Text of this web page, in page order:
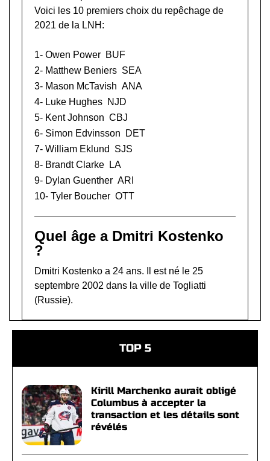
Voici les 10 premiers choix du repêchage de
2021 de la LNH:
1- Owen Power BUF
2- Matthew Beniers SEA
3- Mason McTavish ANA
4- Luke Hughes NJD
5- Kent Johnson CBJ
6- Simon Edvinsson
DET
7- William Eklund
SJS
8- Brandt Clarke
LA
9- Dylan Guenther ARI
10- Tyler Boucher OTT
Quel âge a Dmitri Kostenko
?
Dmitri Kostenko a 24 ans. Il est né le 25
septembre 2002 dans la ville de Togliatti
(Russie).
TOP 5
Kirill Marchenko aurait obligé
Columbus à accepter la
transaction et les détails sont
révélés